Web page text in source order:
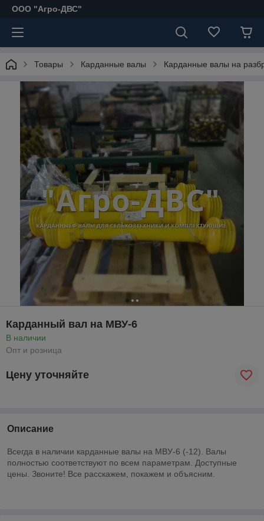
ООО "Агро-ДВС"
Товары Карданные валы Карданные валы на
Карданный вал на МВУ-6
В наличии
Опт и розница
Цену уточняйте
Описание
Всегда в наличии карданные валы на МВУ-6 (-12). Валы
полностью соответствуют по всем параметрам. Доступные
цены. Звоните! Все расскажем, покажем и объясним.